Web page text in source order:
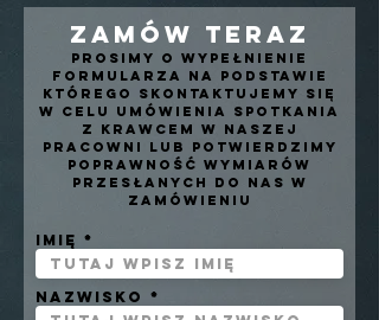
ZAMÓW TERAZ
Prosimy o wypełnienie
formularza na podstawie
którego skontaktujemy się
w celu umówienia spotkania
z krawcem w naszej
pracowni lub potwierdzimy
poprawność wymiarów
przesłanych do nas w
zamówieniu
Imię
Nazwisko